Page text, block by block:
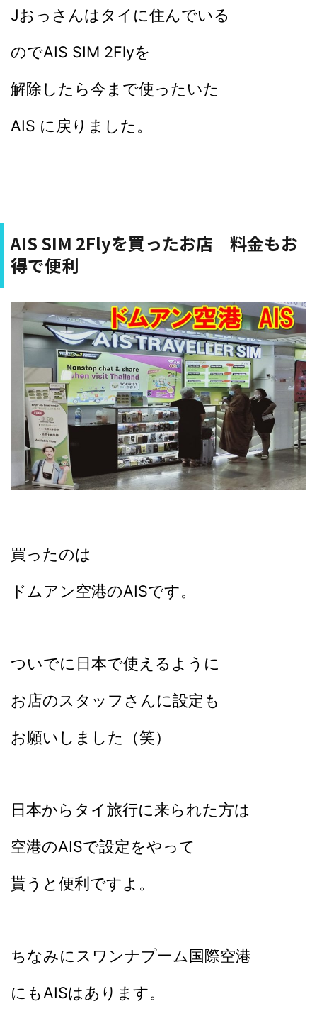
Jおっさんはタイに住んでいる
のでAIS SIM 2Flyを
解除したら今まで使ったいた
AIS に戻りました。
AIS SIM 2Flyを買ったお店 料金もお
得で便利
買ったのは
ドムアン空港のAISです。
ついでに日本で使えるように
お店のスタッフさんに設定も
お願いしました（笑）
日本からタイ旅行に来られた方は
空港のAISで設定をやって
貰うと便利ですよ。
ちなみにスワンナプーム国際空港
にもAISはあります。